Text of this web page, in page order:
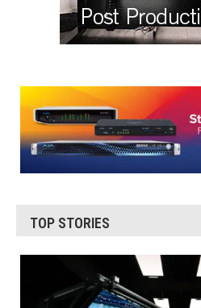
TOP STORIES